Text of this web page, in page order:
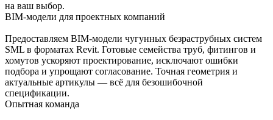
на ваш выбор.
BIM-модели для проектных компаний
Предоставляем BIM-модели чугунных безраструбных систем
SML в форматах Revit. Готовые семейства труб, фитингов и
хомутов ускоряют проектирование, исключают ошибки
подбора и упрощают согласование. Точная геометрия и
актуальные артикулы — всё для безошибочной
спецификации.
Опытная команда